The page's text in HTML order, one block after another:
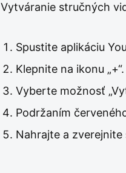
Vytváranie stručných
Spustite aplikáciu
Klepnite na ikonu „+“.
Vyberte možnosť
Podržaním
Nahrajte a